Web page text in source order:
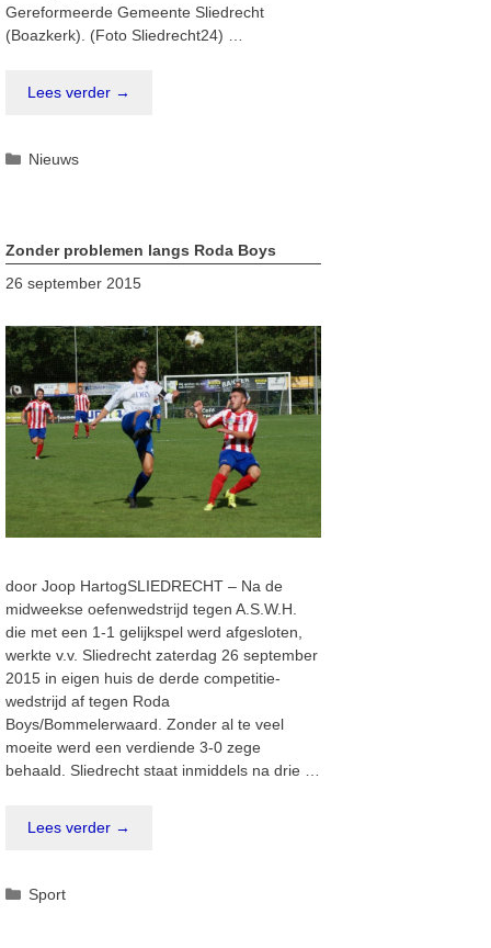
Gereformeerde Gemeente Sliedrecht
(Boazkerk). (Foto Sliedrecht24) …
Lees verder →
Categorieën
Nieuws
Zonder problemen langs Roda Boys
26 september 2015
door Joop HartogSLIEDRECHT – Na de
midweekse oefenwedstrijd tegen A.S.W.H.
die met een 1-1 gelijkspel werd afgesloten,
werkte v.v. Sliedrecht zaterdag 26 september
2015 in eigen huis de derde competitie-
wedstrijd af tegen Roda
Boys/Bommelerwaard. Zonder al te veel
moeite werd een verdiende 3-0 zege
behaald. Sliedrecht staat inmiddels na drie …
Lees verder →
Categorieën
Sport